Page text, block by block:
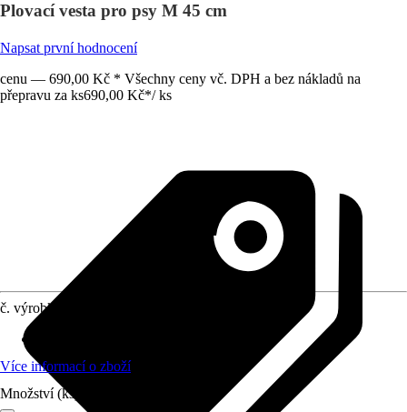
Plovací vesta pro psy M 45 cm
Napsat první hodnocení
cenu — 690,00 Kč * Všechny ceny vč. DPH a bez nákladů na
přepravu za ks690,00 Kč*/ ks
č. výrobku
Více informací o zboží
Množství (ks)